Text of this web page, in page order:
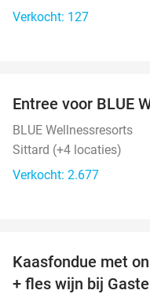
Verkocht: 127
Entree voor BLUE
BLUE Wellnessresorts
Sittard (+4 locaties)
Verkocht: 2.677
Kaasfondue met
+ fles wijn bij